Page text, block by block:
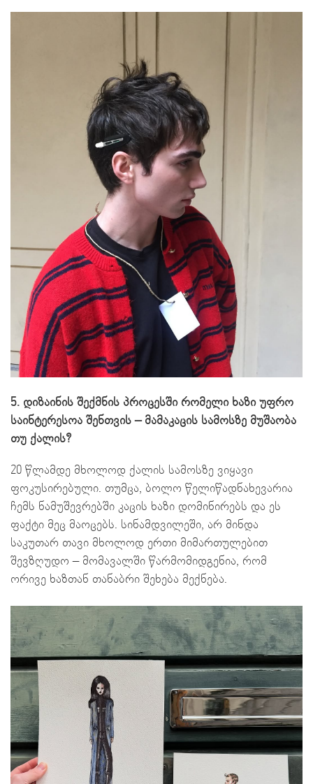
5. დიზაინის შექმნის პროცესში რომელი ხაზი უფრო
საინტერესოა შენთვის – მამაკაცის სამოსზე მუშაობა
თუ ქალის?
20 წლამდე მხოლოდ ქალის სამოსზე ვიყავი
ფოკუსირებული. თუმცა, ბოლო წელიწადნახევარია
ჩემს ნამუშევრებში კაცის ხაზი დომინირებს და ეს
ფაქტი მეც მაოცებს. სინამდვილეში, არ მინდა
საკუთარ თავი მხოლოდ ერთი მიმართულებით
შევზღუდო – მომავალში წარმომიდგენია, რომ
ორივე ხაზთან თანაბრი შეხება მექნება.